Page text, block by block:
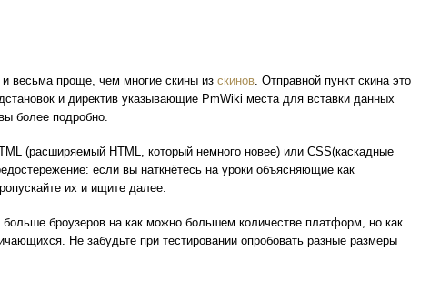
и весьма проще, чем многие скины изскинов. Отправной пункт скина это
и директив указывающие PmWiki места для вставки данных
более подробно.
(расширяемый HTML, который немного новее) или CSS(каскадные
если вы наткнётесь на уроки объясняющие как
их и ищите далее.
броузеров на как можно большем количестве платформ, но как
Не забудьте при тестировании опробовать разные размеры